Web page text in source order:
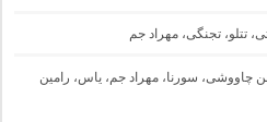
تتلو، تجنگی، مهراد جم
چاووشی، سورنا، مهراد جم، یاس، رامین